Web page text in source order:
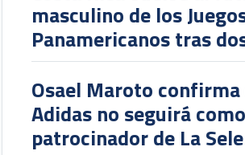
masculino de los
Panamericanos tras
Osael Maroto confirma
Adidas no seguirá como
patrocinador de La Sele